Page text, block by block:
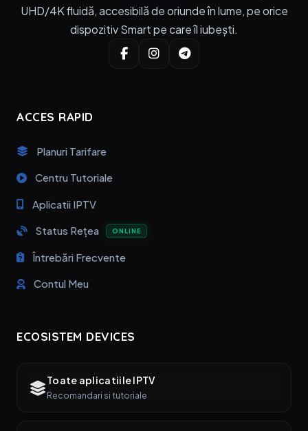
UHD/4K fluidă, accesibilă de oriunde în lume, pe orice
dispozitiv Smart pe care îl iubești.
ACCES RAPID
Planuri Tarifare
Centru Tutoriale
Aplicatii IPTV
Status Rețea ONLINE
Întrebări Frecvente
Contul Meu
ECOSISTEM DEVICES
Toate aplicatiile IPTV
Recomandari si tutoriale